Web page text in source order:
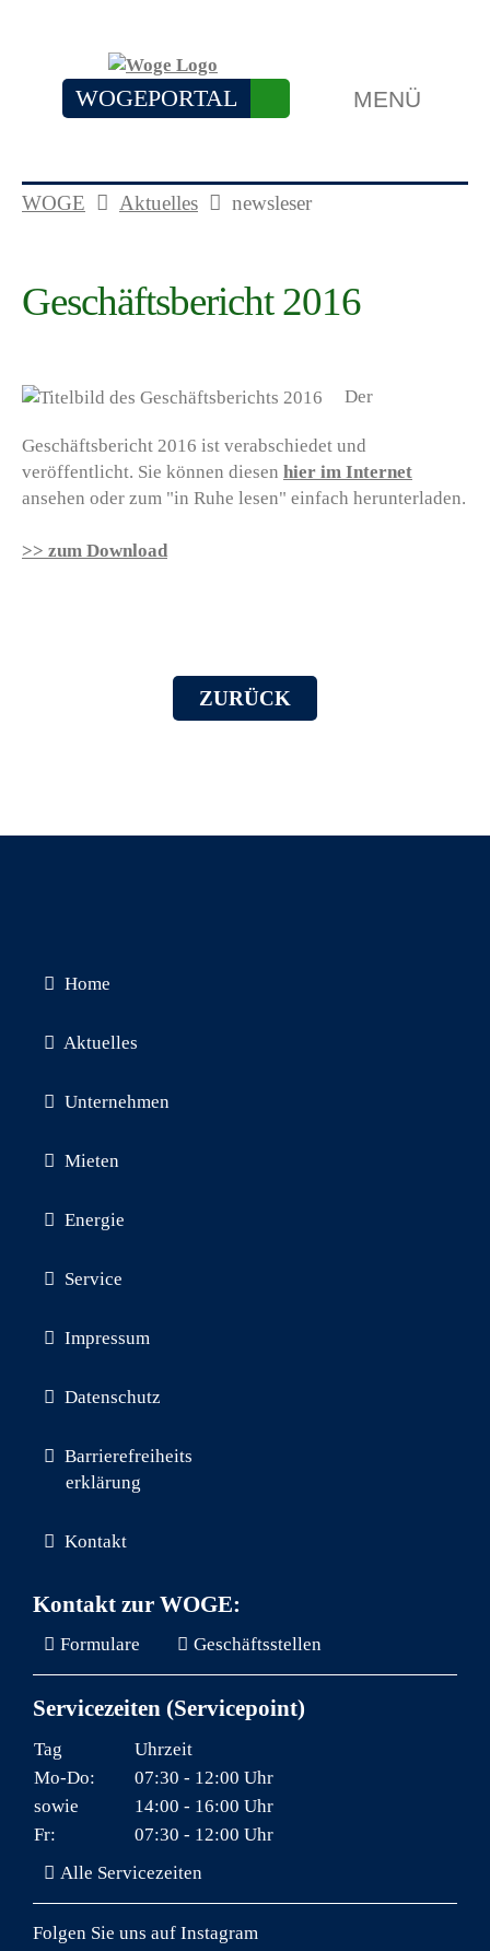
MENÜ
WOGEPORTAL
WOGE Aktuelles newsleser
Geschäftsbericht 2016
Der
Geschäftsbericht 2016 ist verabschiedet und
veröffentlicht. Sie können diesen hier im Internet
ansehen oder zum "in Ruhe lesen" einfach herunterladen.
>> zum Download
ZURÜCK
Navigation
Home
Aktuelles
Unternehmen
Mieten
Energie
Service
Impressum
Datenschutz
Barrierefreiheits
erklärung
Kontakt
Kontakt zur WOGE:
Formulare Geschäftsstellen
Servicezeiten (Servicepoint)
Tag
Uhrzeit
Mo-Do:
07:30 - 12:00 Uhr
sowie
14:00 - 16:00 Uhr
Fr:
07:30 - 12:00 Uhr
Alle Servicezeiten
Folgen Sie uns auf Instagram